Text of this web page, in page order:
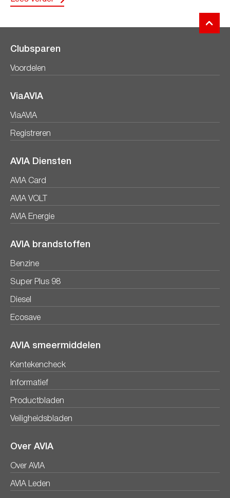
Clubsparen
Voordelen
ViaAVIA
ViaAVIA
Registreren
AVIA Diensten
AVIA Card
AVIA VOLT
AVIA Energie
AVIA brandstoffen
Benzine
Super Plus 98
Diesel
Ecosave
AVIA smeermiddelen
Kentekencheck
Informatief
Productbladen
Veiligheidsbladen
Over AVIA
Over AVIA
AVIA Leden